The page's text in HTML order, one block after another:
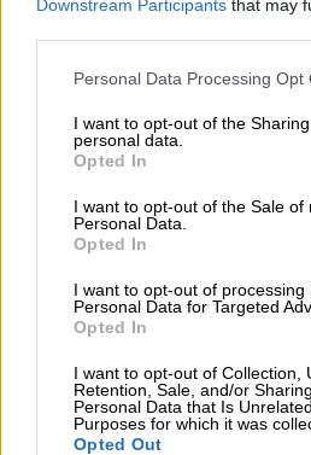
Downstream Participants that may
Please note that this website/app
not limited to your visit or usage
grant or deny consent to Google
use your data for below specified
consent section.
Personal Data Processing Opt
I want to opt-out of the
personal data.
Opted In
I want to opt-out of the Sale of
Personal Data.
Opted In
I want to opt-out of processing
Personal Data for Targeted
Opted In
I want to opt-out of Collection,
Retention, Sale, and/or
Personal Data that Is
Purposes for which it was
Opted Out
Τύπου της Sotheby’s πως
ιδρυτής τηςπλατφόρμας
Tron, είναι οαγοραστής.
#AuctionUpdate:
iconoclastic
time in the
salesroom. The
notorious banana just
$6.2M.
pic.twitter.com/
— Sotheby's
21, 2024